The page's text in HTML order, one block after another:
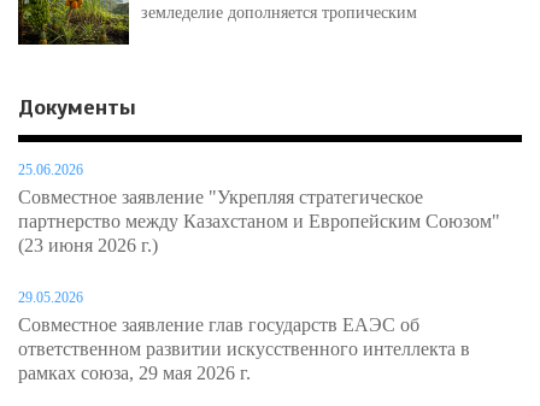
земледелие дополняется тропическим
Документы
25.06.2026
Совместное заявление "Укрепляя стратегическое
партнерство между Казахстаном и Европейским Союзом"
(23 июня 2026 г.)
29.05.2026
Совместное заявление глав государств ЕАЭС об
ответственном развитии искусственного интеллекта в
рамках союза, 29 мая 2026 г.